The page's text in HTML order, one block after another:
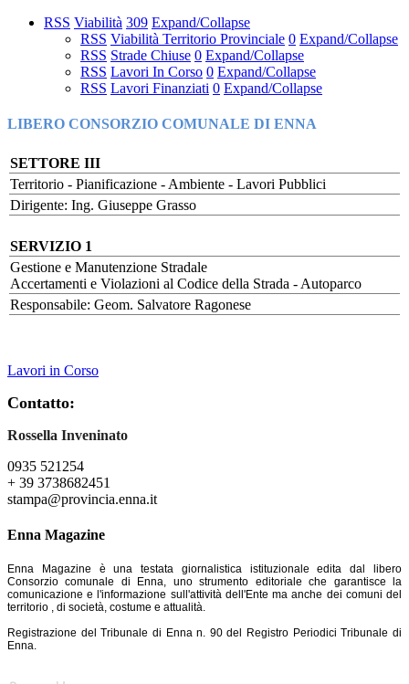
RSS Viabilità 309 Expand/Collapse
RSS Viabilità Territorio Provinciale 0 Expand/Collapse
RSS Strade Chiuse 0 Expand/Collapse
RSS Lavori In Corso 0 Expand/Collapse
RSS Lavori Finanziati 0 Expand/Collapse
LIBERO CONSORZIO COMUNALE DI ENNA
SETTORE III
Territorio - Pianificazione - Ambiente - Lavori Pubblici
Dirigente: Ing. Giuseppe Grasso
SERVIZIO 1
Gestione e Manutenzione Stradale
Accertamenti e Violazioni al Codice della Strada - Autoparco
Responsabile: Geom. Salvatore Ragonese
Lavori in Corso
Contatto:
Rossella Inveninato
0935 521254
+ 39 3738682451
stampa@provincia.enna.it
Enna Magazine
Enna Magazine è una testata giornalistica istituzionale edita dal libero
Consorzio comunale di Enna, uno strumento editoriale che garantisce la
comunicazione e l'informazione sull'attività dell'Ente ma anche dei comuni del
territorio , di società, costume e attualità.
Registrazione del Tribunale di Enna n. 90 del Registro Periodici Tribunale di
Enna.